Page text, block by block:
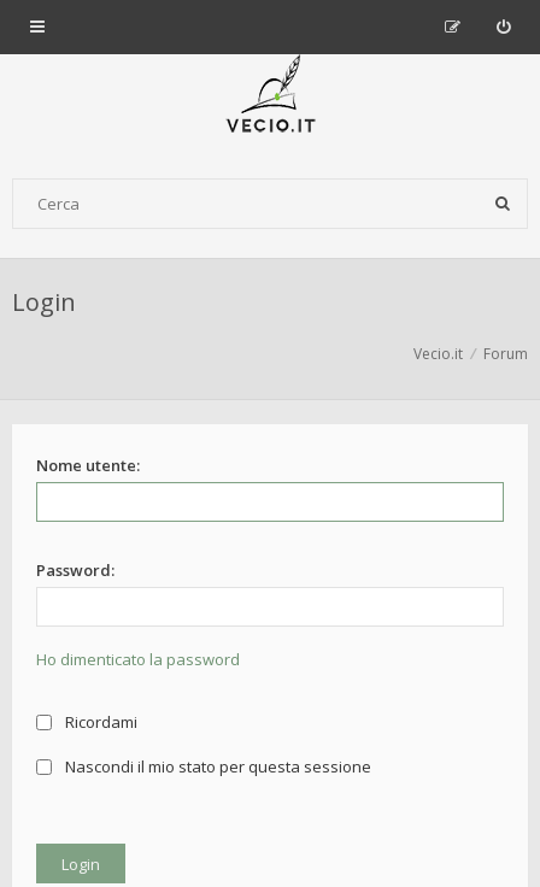
Login
Vecio.it Forum
Nome utente:
Password:
Ho dimenticato la password
Ricordami
Nascondi il mio stato per questa sessione